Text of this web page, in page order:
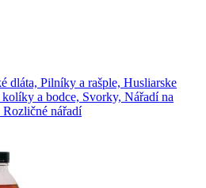
dláta, Pilníky a rašple, Husliarske
a bodce, Svorky, Nářadí na
Rozličné nářadí